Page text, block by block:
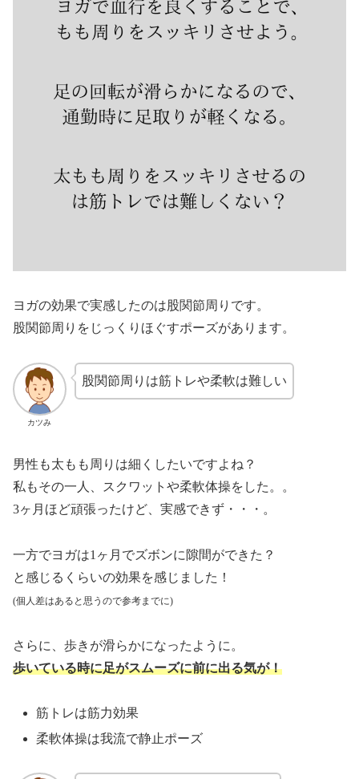
ヨガの効果で実感したのは股関節周りです。
股関節周りをじっくりほぐすポーズがあります。
カツみ
股関節周りは筋トレや柔軟は難しい
男性も太もも周りは細くしたいですよね？
私もその一人、スクワットや柔軟体操をした。。
3ヶ月ほど頑張ったけど、実感できず・・・。
一方でヨガは1ヶ月でズボンに隙間ができた？
と感じるくらいの効果を感じました！
(個人差はあると思うので参考までに)
さらに、歩きが滑らかになったように。
歩いている時に足がスムーズに前に出る気が！
筋トレは筋力効果
柔軟体操は我流で静止ポーズ